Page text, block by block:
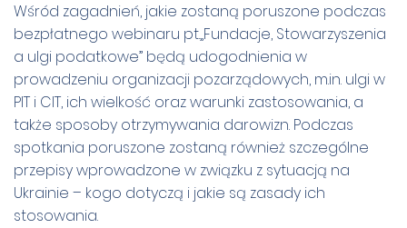
Wśród zagadnień, jakie zostaną poruszone podczas
bezpłatnego webinaru pt.„Fundacje, Stowarzyszenia
a ulgi podatkowe” będą udogodnienia w
prowadzeniu organizacji pozarządowych, m.in. ulgi w
PIT i CIT, ich wielkość oraz warunki zastosowania, a
także sposoby otrzymywania darowizn. Podczas
spotkania poruszone zostaną również szczególne
przepisy wprowadzone w związku z sytuacją na
Ukrainie – kogo dotyczą i jakie są zasady ich
stosowania.